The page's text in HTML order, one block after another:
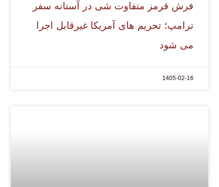
فرش قرمز متفاوت شی در آستانه سفر
ترامپ؛ تحریم های آمریکا غیرقابل اجرا
می شود
1405-02-16